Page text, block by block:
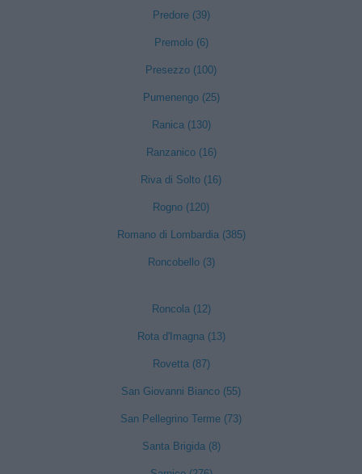
Predore (39)
Premolo (6)
Presezzo (100)
Pumenengo (25)
Ranica (130)
Ranzanico (16)
Riva di Solto (16)
Rogno (120)
Romano di Lombardia (385)
Roncobello (3)
Roncola (12)
Rota d'Imagna (13)
Rovetta (87)
San Giovanni Bianco (55)
San Pellegrino Terme (73)
Santa Brigida (8)